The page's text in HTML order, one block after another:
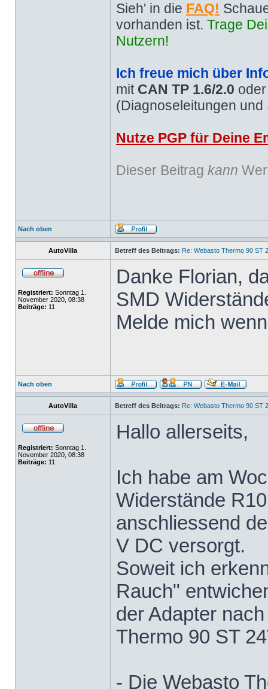
Sieh' in die FAQ!
vorhanden ist. Trage
Nutzern!
Ich freue mich über
mit CAN TP 1.6/2.0
(Diagnoseleitungen
Nutze PGP für Deine
Dieser Beitrag kann
Nach oben
AutoVilla Betreff des Beitrags: Re: Webasto Thermo 90 ST
Registriert: Sonntag 1.
November 2020, 08:38
Beiträge: 11
Danke Florian,
SMD
Melde mich
Nach oben
AutoVilla Betreff des Beitrags: Re: Webasto Thermo 90 ST
Registriert: Sonntag 1.
November 2020, 08:38
Beiträge: 11
Hallo allerseits,
Ich habe am
Widerstände
anschliessend
V DC versorgt.
Soweit ich
Rauch"
der Adapter
Thermo 90 ST
- Die Webasto